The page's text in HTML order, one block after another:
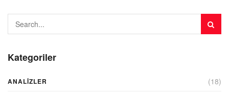
Kategoriler
ANALIZLER (18)